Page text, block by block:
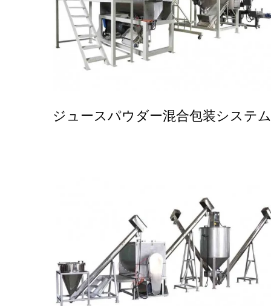
ジュースパウダー混合包装システム